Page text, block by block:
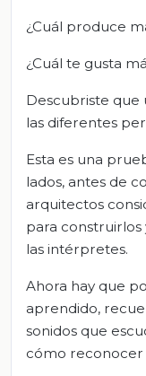
¿Cuál produce
¿Cuál te gusta
Descubriste que
las diferentes
Esta es una
lados, antes de
arquitectos
para construirlos
las intérpretes.
Ahora hay que
aprendido,
sonidos que
cómo reconocer